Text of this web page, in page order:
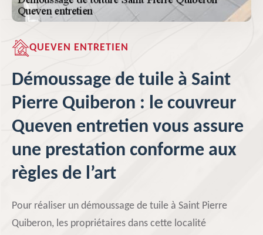
QUEVEN ENTRETIEN
Démoussage de tuile à Saint
Pierre Quiberon : le couvreur
Queven entretien vous assure
une prestation conforme aux
règles de l’art
Pour réaliser un démoussage de tuile à Saint Pierre
Quiberon, les propriétaires dans cette localité